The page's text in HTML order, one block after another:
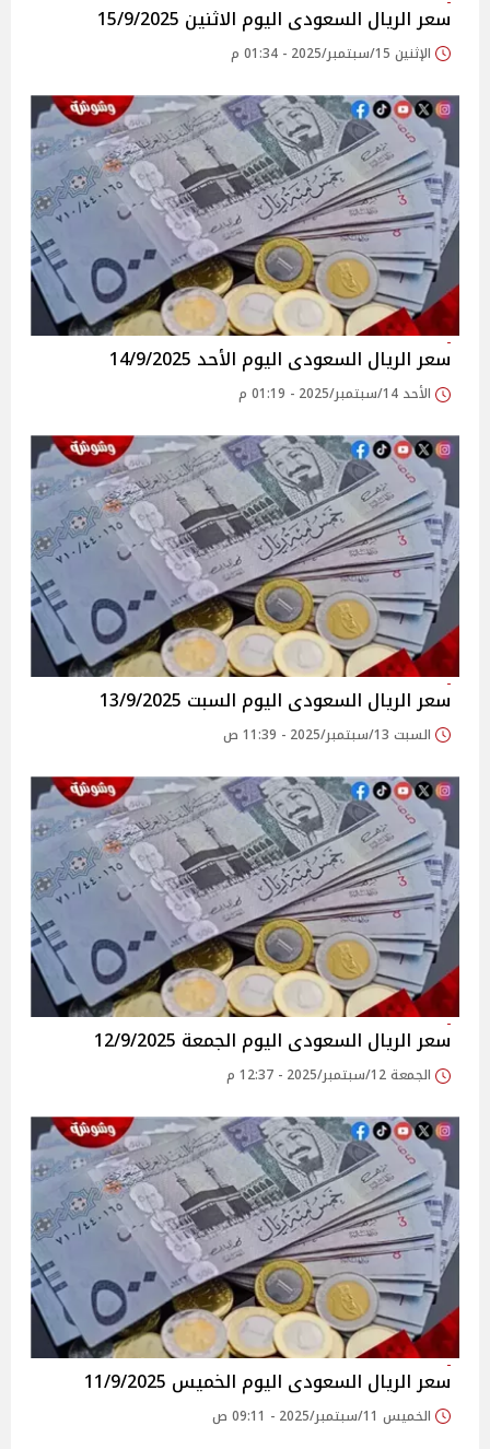
سعر الريال السعودى اليوم الاثنين 15/9/2025
الإثنين 15/سبتمبر/2025 - 01:34 م
سعر الريال السعودى اليوم الأحد 14/9/2025
الأحد 14/سبتمبر/2025 - 01:19 م
سعر الريال السعودى اليوم السبت 13/9/2025
السبت 13/سبتمبر/2025 - 11:39 ص
سعر الريال السعودى اليوم الجمعة 12/9/2025
الجمعة 12/سبتمبر/2025 - 12:37 م
سعر الريال السعودى اليوم الخميس 11/9/2025
الخميس 11/سبتمبر/2025 - 09:11 ص